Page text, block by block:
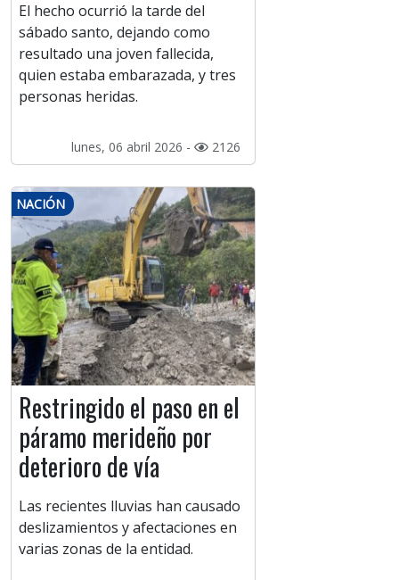
El hecho ocurrió la tarde del
sábado santo, dejando como
resultado una joven fallecida,
quien estaba embarazada, y tres
personas heridas.
lunes, 06 abril 2026 - 2126
NACIÓN
Restringido el paso en el
páramo merideño por
deterioro de vía
Las recientes lluvias han causado
deslizamientos y afectaciones en
varias zonas de la entidad.